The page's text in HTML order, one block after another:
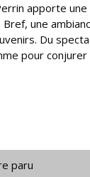
apporte une
une
Du
pour conjurer
paru